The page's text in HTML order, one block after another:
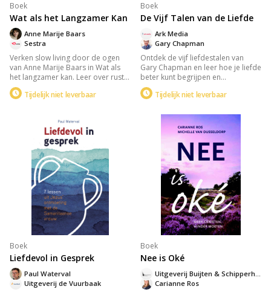
Boek
Wat als het Langzamer Kan
Sestra
Anne Marije Baars
Verken slow living door de ogen
van Anne Marije Baars in Wat als
het langzamer kan. Leer over rust
vinden in alledaagse momenten,
flexibel omgaan met
hart met prachtige foto's die
aanwezig leven illustreren.
Tijdelijk niet leverbaar
Boek
De Vijf Talen van de Liefde
Gary Chapman
Ark Media
Ontdek de vijf liefdestalen van
Gary Chapman en leer hoe je liefde
beter kunt begrijpen en
overbrengen. Het boek biedt
inzicht in de unieke manieren
ontvangen, en helpt je de
liefdestaal van je partner te
herkennen, zodat jullie een diepere
verbinding kunnen ervaren.
Tijdelijk niet leverbaar
Boek
Liefdevol in Gesprek
Uitgeverij de Vuurbaak
Paul Waterval
Boek
Nee is Oké
Carianne Ros
Uitgeverij Buijten & Schipperheijn